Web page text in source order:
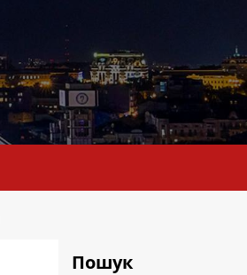
Пошук